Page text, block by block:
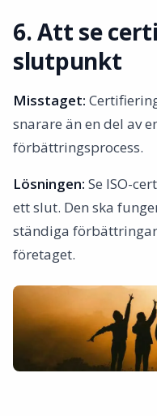
6. Att se
slutpunkt
Misstaget:
snarare än en del av
förbättringsprocess.
Lösningen: Se ISO-
ett slut. Den ska
ständiga
företaget.